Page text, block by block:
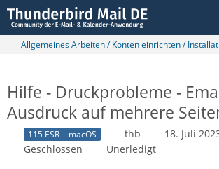
Allgemeines Arbeiten / Konten einrichten /
Hilfe - Druckprobleme -
Ausdruck auf mehrere
115 ESR macOS thb
18. Juli
Geschlossen
Unerledigt